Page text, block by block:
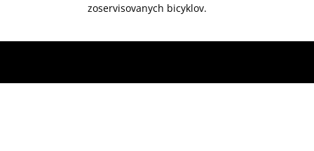
zoservisovanych bicyklov.